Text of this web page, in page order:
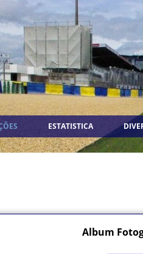
ESTATISTICA
Album